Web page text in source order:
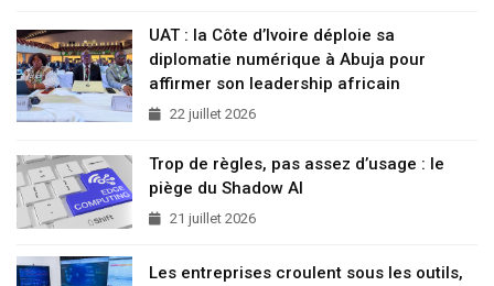
UAT : la Côte d’Ivoire déploie sa
diplomatie numérique à Abuja pour
affirmer son leadership africain
22 juillet 2026
Trop de règles, pas assez d’usage : le
piège du Shadow AI
21 juillet 2026
Les entreprises croulent sous les outils,